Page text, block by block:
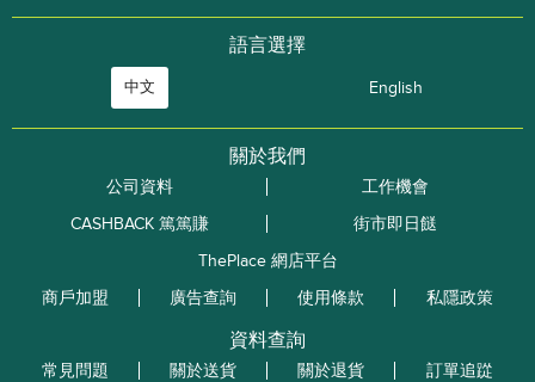
語言選擇
中文 English
關於我們
公司資料
工作機會
CASHBACK 篤篤賺
街市即日餸
ThePlace 網店平台
商戶加盟
廣告查詢 使用條款 私隱政策
資料查詢
常見問題 關於送貨 關於退貨 訂單追踨